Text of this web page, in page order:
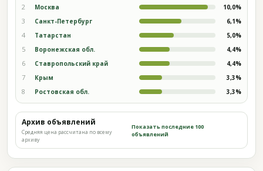
2 Москва 10,0%
3 Санкт-Петербург 6,1%
4 Татарстан 5,0%
5 Воронежская обл. 4,4%
6 Ставропольский край 4,4%
7 Крым 3,3%
8 Ростовская обл. 3,3%
Архив объявлений
Средняя цена рассчитана по всему
архиву
Показать последние 100
объявлений